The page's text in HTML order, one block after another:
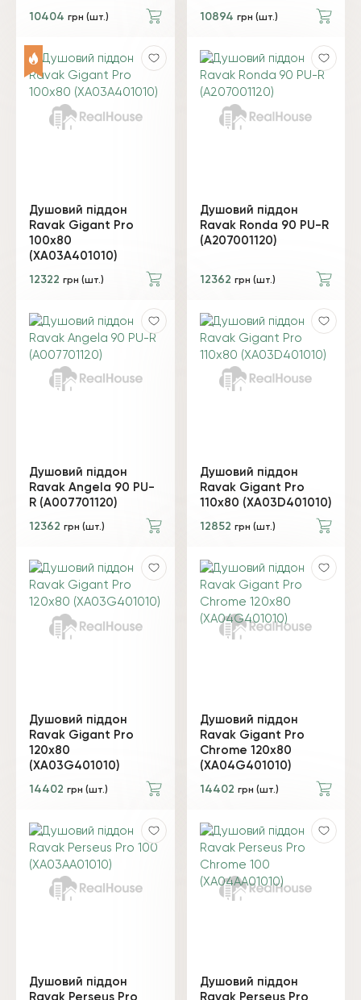
10404 грн (шт.) 10894 грн (шт.)
Душовий піддон
Ravak Gigant Pro
100х80
(XA03A401010)
12322 грн (шт.)
Душовий піддон
Ravak Ronda 90 PU-R
(A207001120)
12362 грн (шт.)
Душовий піддон
Ravak Angela 90 PU-
R (A007701120)
12362 грн (шт.)
Душовий піддон
Ravak Gigant Pro
110х80 (XA03D401010)
12852 грн (шт.)
Душовий піддон
Ravak Gigant Pro
120х80
(XA03G401010)
14402 грн (шт.)
Душовий піддон
Ravak Gigant Pro
Chrome 120х80
(XA04G401010)
14402 грн (шт.)
Душовий піддон
Ravak Perseus Pro
Душовий піддон
Ravak Perseus Pro